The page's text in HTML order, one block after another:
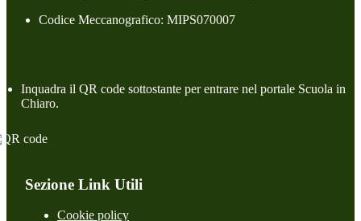
Codice Meccanografico: MIPS070007
Inquadra il QR code sottostante per entrare nel portale Scuola in
Chiaro.
Sezione Link Utili
Cookie policy